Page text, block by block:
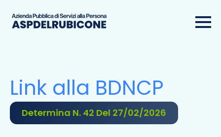
Link alla BDNCP
Determina N. 42 Del 27/02/2026